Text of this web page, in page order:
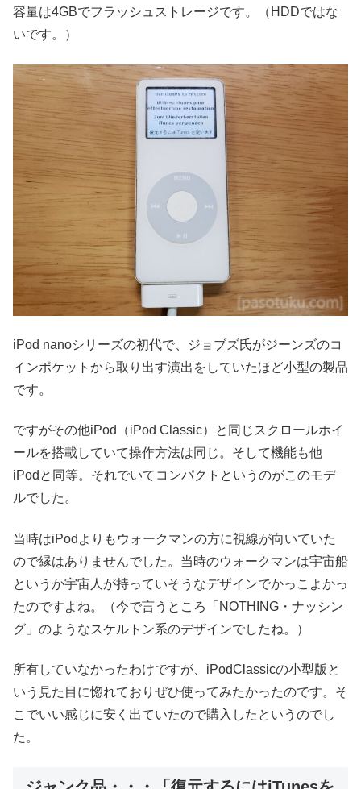
容量は4GBでフラッシュストレージです。（HDDではな
いです。）
iPod nanoシリーズの初代で、ジョブズ氏がジーンズのコ
インポケットから取り出す演出をしていたほど小型の製品
です。
ですがその他iPod（iPod Classic）と同じスクロールホイ
ールを搭載していて操作方法は同じ。そして機能も他
iPodと同等。それでいてコンパクトというのがこのモデ
ルでした。
当時はiPodよりもウォークマンの方に視線が向いていた
ので縁はありませんでした。当時のウォークマンは宇宙船
というか宇宙人が持っていそうなデザインでかっこよかっ
たのですよね。（今で言うところ「NOTHING・ナッシン
グ」のようなスケルトン系のデザインでしたね。）
所有していなかったわけですが、iPodClassicの小型版と
いう見た目に惚れておりぜひ使ってみたかったのです。そ
こでいい感じに安く出ていたので購入したというのでし
た。